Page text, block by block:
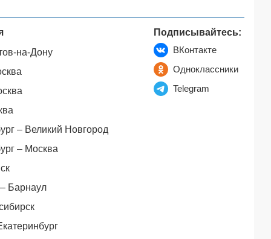
на-Дону
– Великий Новгород
– Москва
Барнаул
Подписывайтесь:
ВКонтакте
Одноклассники
Telegram